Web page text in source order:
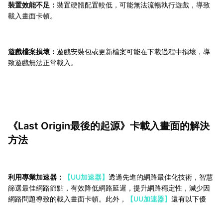
裝置效能不足： 裝置硬體配置較低，可能無法流暢執行遊戲，導致
載入畫面卡頓。
遊戲檔案損壞： 遊戲安裝包或更新檔案可能在下載過程中損壞，導
致遊戲無法正常載入。
《Last Origin最後的起源》卡載入畫面的解決
方法
利用專業加速器： 【UU加速器】 透過先進的網路最佳化技術，智慧
篩選最佳網路節點，有效降低網路延遲，提升網路穩定性，減少因
網路問題導致的載入畫面卡頓。此外，
【UU加速器】 還有以下優